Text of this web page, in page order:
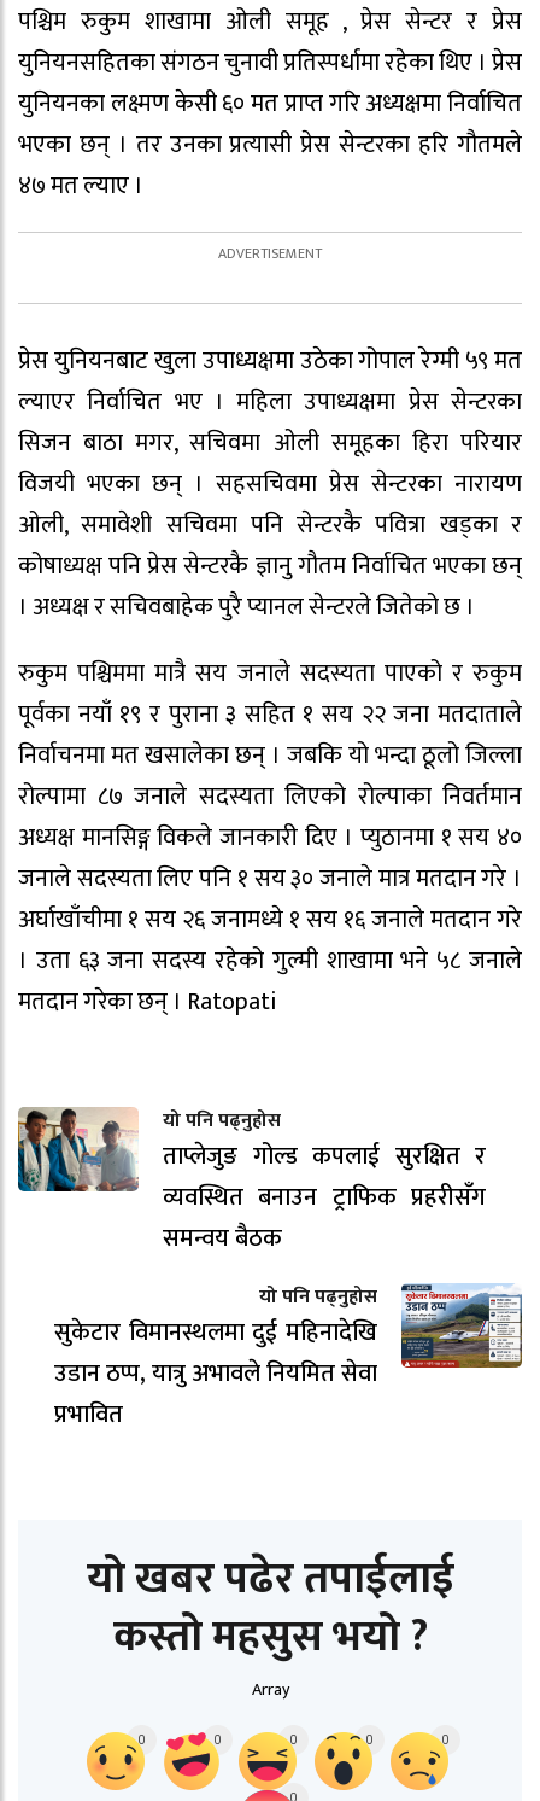
पश्चिम रुकुम शाखामा ओली समूह , प्रेस सेन्टर र प्रेस
युनियनसहितका संगठन चुनावी प्रतिस्पर्धामा रहेका थिए । प्रेस
युनियनका लक्ष्मण केसी ६० मत प्राप्त गरि अध्यक्षमा निर्वाचित
भएका छन् । तर उनका प्रत्यासी प्रेस सेन्टरका हरि गौतमले
४७ मत ल्याए ।
प्रेस युनियनबाट खुला उपाध्यक्षमा उठेका गोपाल रेग्मी ५९ मत
ल्याएर निर्वाचित भए । महिला उपाध्यक्षमा प्रेस सेन्टरका
सिजन बाठा मगर, सचिवमा ओली समूहका हिरा परियार
विजयी भएका छन् । सहसचिवमा प्रेस सेन्टरका नारायण
ओली, समावेशी सचिवमा पनि सेन्टरकै पवित्रा खड्का र
कोषाध्यक्ष पनि प्रेस सेन्टरकै ज्ञानु गौतम निर्वाचित भएका छन्
। अध्यक्ष र सचिवबाहेक पुरै प्यानल सेन्टरले जितेको छ ।
रुकुम पश्चिममा मात्रै सय जनाले सदस्यता पाएको र रुकुम
पूर्वका नयाँ १९ र पुराना ३ सहित १ सय २२ जना मतदाताले
निर्वाचनमा मत खसालेका छन् । जबकि यो भन्दा ठूलो जिल्ला
रोल्पामा ८७ जनाले सदस्यता लिएको रोल्पाका निवर्तमान
अध्यक्ष मानसिङ्ग विकले जानकारी दिए । प्युठानमा १ सय ४०
जनाले सदस्यता लिए पनि १ सय ३० जनाले मात्र मतदान गरे ।
अर्घाखाँचीमा १ सय २६ जनामध्ये १ सय १६ जनाले मतदान गरे
। उता ६३ जना सदस्य रहेको गुल्मी शाखामा भने ५८ जनाले
मतदान गरेका छन् । Ratopati
यो पनि पढ्नुहोस
ताप्लेजुङ गोल्ड कपलाई सुरक्षित र
व्यवस्थित बनाउन ट्राफिक प्रहरीसँग
समन्वय बैठक
यो पनि पढ्नुहोस
सुकेटार विमानस्थलमा दुई महिनादेखि
उडान ठप्प, यात्रु अभावले नियमित सेवा
प्रभावित
यो खबर पढेर तपाईलाई
कस्तो महसुस भयो ?
Array
0 0 0 0 0